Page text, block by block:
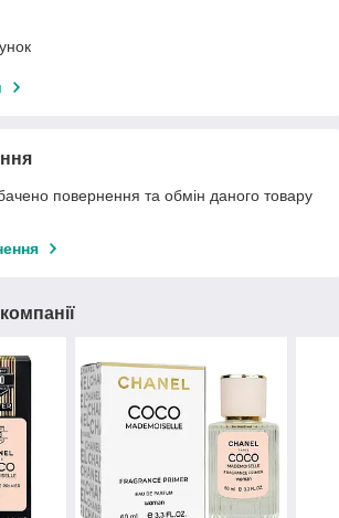
повернення та обмін даного товару